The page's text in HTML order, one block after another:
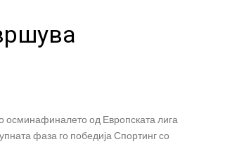
осминафиналето од Европската лига
фаза го победија Спортинг со